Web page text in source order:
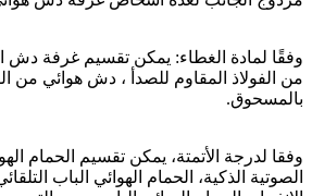
وفقًا لمادة الغطاء: يمكن تقسيم غرفة دش
من الفولاذ المقاوم للصدأ ، دش هوائي من
بالمسحوق.
وفقا لدرجة الأتمتة، يمكن تقسيم الحمام
الصوتية الذكية، الحمام الهوائي الباب